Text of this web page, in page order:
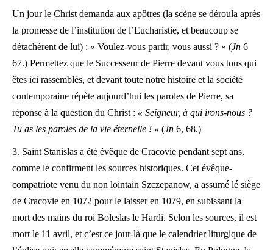
Un jour le Christ demanda aux apôtres (la scène se déroula après
la promesse de l’institution de l’Eucharistie, et beaucoup se
détachèrent de lui) : « Voulez-vous partir, vous aussi ? » (Jn 6
67.) Permettez que le Successeur de Pierre devant vous tous qui
êtes ici rassemblés, et devant toute notre histoire et la société
contemporaine répète aujourd’hui les paroles de Pierre, sa
réponse à la question du Christ : « Seigneur, à qui irons-nous ?
Tu as les paroles de la vie éternelle ! » (Jn 6, 68.)
3. Saint Stanislas a été évêque de Cracovie pendant sept ans,
comme le confirment les sources historiques. Cet évêque-
compatriote venu du non lointain Szczepanow, a assumé lé siège
de Cracovie en 1072 pour le laisser en 1079, en subissant la
mort des mains du roi Boleslas le Hardi. Selon les sources, il est
mort le 11 avril, et c’est ce jour-là que le calendrier liturgique de